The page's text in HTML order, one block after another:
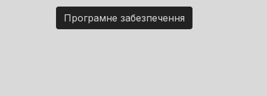
Програмне забезпечення